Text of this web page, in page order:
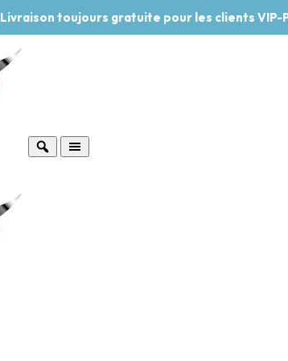
Livraison toujours gratuite pour les clients VIP-